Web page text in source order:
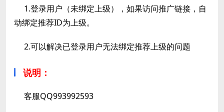
1.登录用户（未绑定上级），如果访问推广链接，自
动绑定推荐ID为上级。
2.可以解决已登录用户无法绑定推荐上级的问题
说明：
客服QQ993992593